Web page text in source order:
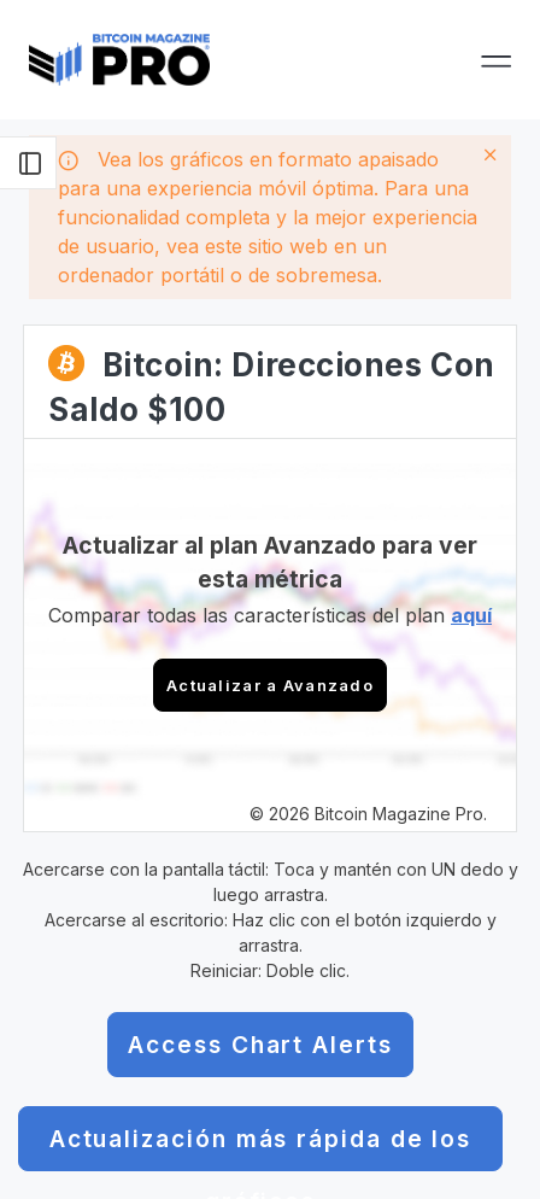
Vea los gráficos en formato apaisado
para una experiencia móvil óptima. Para una
funcionalidad completa y la mejor experiencia
de usuario, vea este sitio web en un
ordenador portátil o de sobremesa.
Bitcoin: Direcciones Con
Saldo $100
Actualizar al plan Avanzado para ver
esta métrica
Comparar todas las características del planaquí
Actualizar a Avanzado
© 2026 Bitcoin Magazine Pro.
Acercarse con la pantalla táctil: Toca y mantén con UN dedo y
luego arrastra.
Acercarse al escritorio: Haz clic con el botón izquierdo y
arrastra.
Reiniciar: Doble clic.
Access Chart Alerts
Actualización más rápida de los